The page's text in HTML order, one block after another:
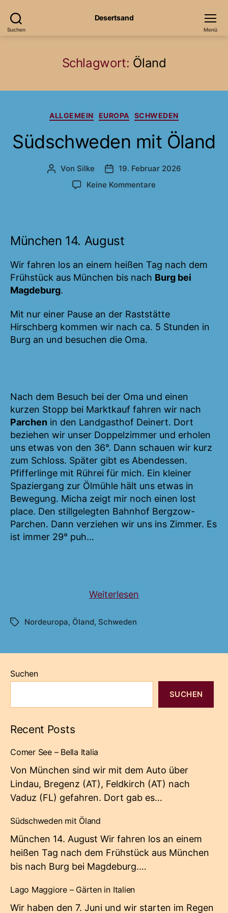
Suchen
Desertsand
Menü
Schlagwort: Öland
Kategorien
ALLGEMEIN EUROPA SCHWEDEN
Südschweden mit Öland
Beitragsautor
Von Silke Veröffentlichungsdatum
19. Februar 2026
Keine Kommentare
München 14. August
Wir fahren los an einem heißen Tag nach dem
Frühstück aus München bis nach Burg bei
Magdeburg.
Mit nur einer Pause an der Raststätte
Hirschberg kommen wir nach ca. 5 Stunden in
Burg an und besuchen die Oma.
Nach dem Besuch bei der Oma und einen
kurzen Stopp bei Marktkauf fahren wir nach
Parchen in den Landgasthof Deinert. Dort
beziehen wir unser Doppelzimmer und erholen
uns etwas von den 36°. Dann schauen wir kurz
zum Schloss. Später gibt es Abendessen.
Pfifferlinge mit Rührei für mich. Ein kleiner
Spaziergang zur Ölmühle hält uns etwas in
Bewegung. Micha zeigt mir noch einen lost
place. Den stillgelegten Bahnhof Bergzow-
Parchen. Dann verziehen wir uns ins Zimmer. Es
ist immer 29° puh…
Weiterlesen
Schlagwörter
Nordeuropa, Öland, Schweden
Suchen
SUCHEN
Recent Posts
Comer See – Bella Italia
Von München sind wir mit dem Auto über
Lindau, Bregenz (AT), Feldkirch (AT) nach
Vaduz (FL) gefahren. Dort gab es…
Südschweden mit Öland
München 14. August Wir fahren los an einem
heißen Tag nach dem Frühstück aus München
bis nach Burg bei Magdeburg.…
Lago Maggiore – Gärten in Italien
Wir haben den 7. Juni und wir starten im Regen